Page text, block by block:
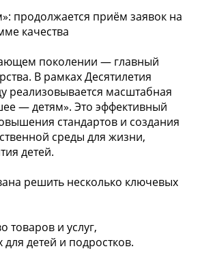
продолжается приём заявок на
качества
поколении — главный
В рамках Десятилетия
реализовывается масштабная
— детям». Это эффективный
стандартов и создания
среды для жизни,
детей.
решить несколько ключевых
товаров и услуг,
детей и подростков.